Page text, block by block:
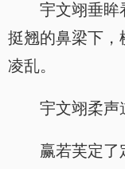
宇文翊垂眸
挺翘的鼻梁下，
凌乱。
宇文翊柔声
赢若芙定了